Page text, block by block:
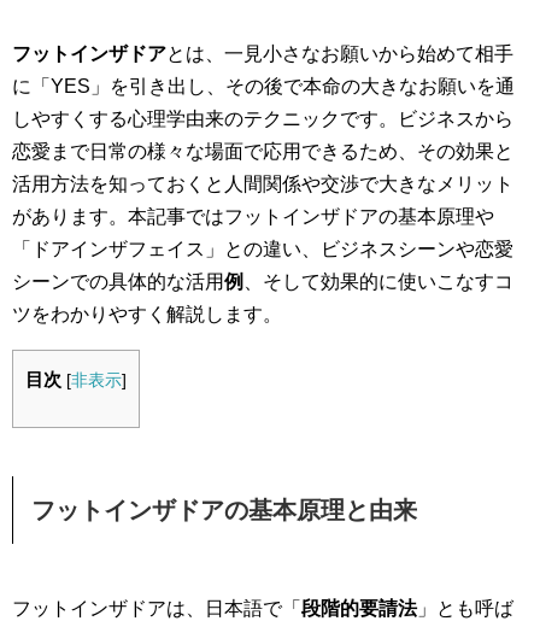
フットインザドアとは、一見小さなお願いから始めて相手
に「YES」を引き出し、その後で本命の大きなお願いを通
しやすくする心理学由来のテクニックです。ビジネスから
恋愛まで日常の様々な場面で応用できるため、その効果と
活用方法を知っておくと人間関係や交渉で大きなメリット
があります。本記事ではフットインザドアの基本原理や
「ドアインザフェイス」との違い、ビジネスシーンや恋愛
シーンでの具体的な活用例
、そして効果的に使いこなすコ
ツをわかりやすく解説します。
目次 [非表示]
フットインザドアの基本原理と由来
フットインザドアは、日本語で「 段階的要請法」とも呼ば